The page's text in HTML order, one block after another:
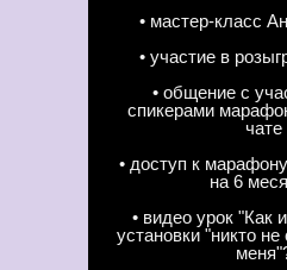
• мастер-класс
• участие в
• общение с
спикерами
чате
• доступ к
на 6
• видео урок "Как
установки "никто